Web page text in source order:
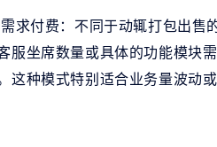
求付费：不同于动辄打包出售
服坐席数量或具体的功能模块
这种模式特别适合业务量波动